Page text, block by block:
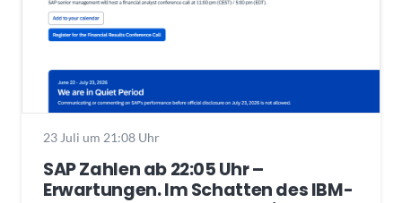
23 Juli um 21:08 Uhr
SAP Zahlen ab 22:05 Uhr –
Erwartungen. Im Schatten des IBM-